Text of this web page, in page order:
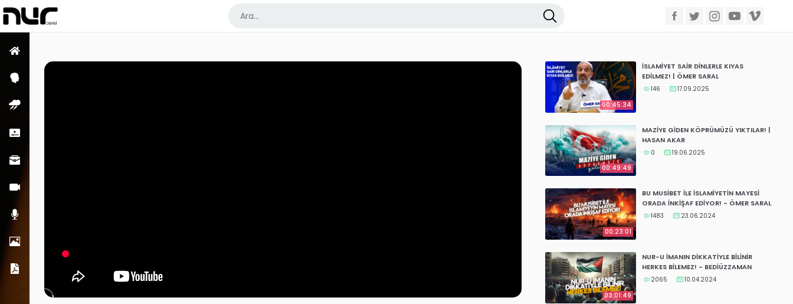
00:45:34
İSLAMİYET SAİR DİNLERLE KIYAS
EDİLMEZ! | ÖMER SARAL
146 17.09.2025
00:49:49
MAZİYE GİDEN KÖPRÜMÜZÜ YIKTILAR! |
HASAN AKAR
0 19.06.2025
00:23:01
BU MUSİBET İLE İSLAMİYETİN MAYESİ
ORADA İNKİŞAF EDİYOR! - ÖMER SARAL
1483 23.06.2024
03:01:49
NUR-U İMANIN DİKKATİYLE BİLİNİR
HERKES BİLEMEZ! - BEDİÜZZAMAN
2065 10.04.2024